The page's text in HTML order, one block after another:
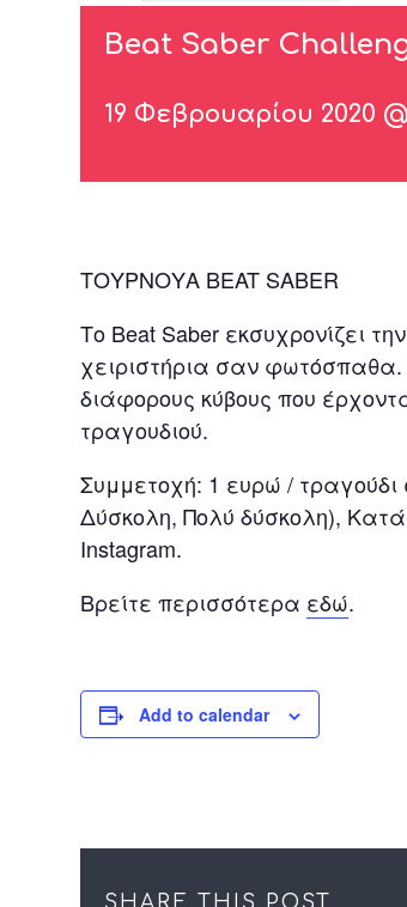
Beat Saber
19 Φεβρουαρίου 2020 @
ΤΟΥΡΝΟΥΑ BEAT SABER
Το Beat Saber εκσυχρονίζει
χειριστήρια σαν φωτόσπαθα.
διάφορους κύβους που
τραγουδιού.
Συμμετοχή: 1 ευρώ / τραγούδι
Δύσκολη, Πολύ δύσκολη),
Instagram.
Βρείτε περισσότερα εδώ.
Add to calendar